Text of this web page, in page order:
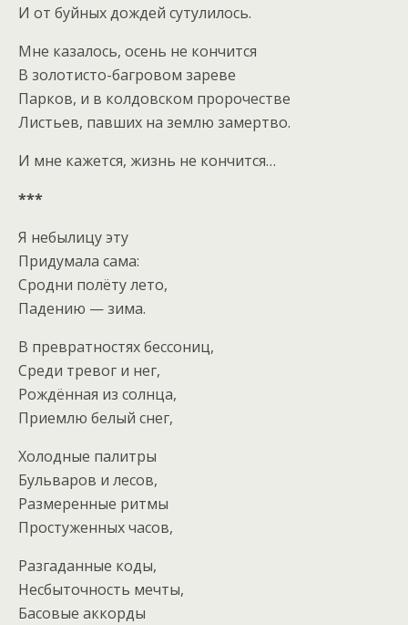
И от буйных дождей сутулилось.
Мне казалось, осень не кончится
В золотисто-багровом зареве
Парков, и в колдовском пророчестве
Листьев, павших на землю замертво.
И мне кажется, жизнь не кончится…
***
Я небылицу эту
Придумала сама:
Сродни полёту лето,
Падению — зима.
В превратностях бессониц,
Среди тревог и нег,
Рождённая из солнца,
Приемлю белый снег,
Холодные палитры
Бульваров и лесов,
Размеренные ритмы
Простуженных часов,
Разгаданные коды,
Несбыточность мечты,
Басовые аккорды